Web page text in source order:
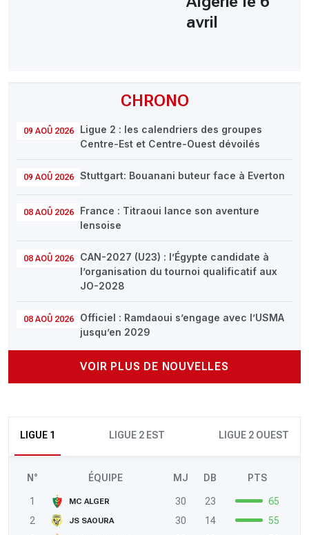
CHRONO
09 AOÛ 2026
Ligue 2 : les calendriers des groupes
Centre-Est et Centre-Ouest dévoilés
09 AOÛ 2026 Stuttgart: Bouanani buteur face à Everton
08 AOÛ 2026
France : Titraoui lance son aventure
lensoise
08 AOÛ 2026
CAN-2027 (U23) : l’Égypte candidate à
l’organisation du tournoi qualificatif aux
JO-2028
08 AOÛ 2026
Officiel : Ramdaoui s’engage avec l’USMA
jusqu’en 2029
VOIR PLUS DE NOUVELLES
LIGUE 1 LIGUE 2 EST LIGUE 2 OUEST
N° ÉQUIPE MJ DB PTS
1 MC ALGER 30 23
65
2
JS SAOURA 30 14
55
avril